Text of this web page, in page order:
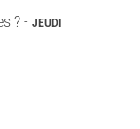
? - JEUDI